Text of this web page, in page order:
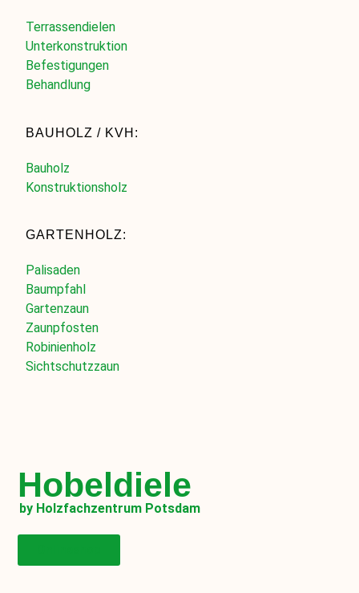
Terrassendielen
Unterkonstruktion
Befestigungen
Behandlung
BAUHOLZ / KVH:
Bauholz
Konstruktionsholz
GARTENHOLZ:
Palisaden
Baumpfahl
Gartenzaun
Zaunpfosten
Robinienholz
Sichtschutzzaun
Hobeldiele
by Holzfachzentrum Potsdam